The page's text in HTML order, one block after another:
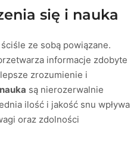
się i nauka
ściśle ze sobą powiązane.
informacje zdobyte
zrozumienie i
są nierozerwalnie
ilość i jakość snu wpływa
oraz zdolności